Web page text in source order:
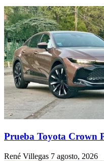
Prueba Toyota Crown
René Villegas 7 agosto, 2026